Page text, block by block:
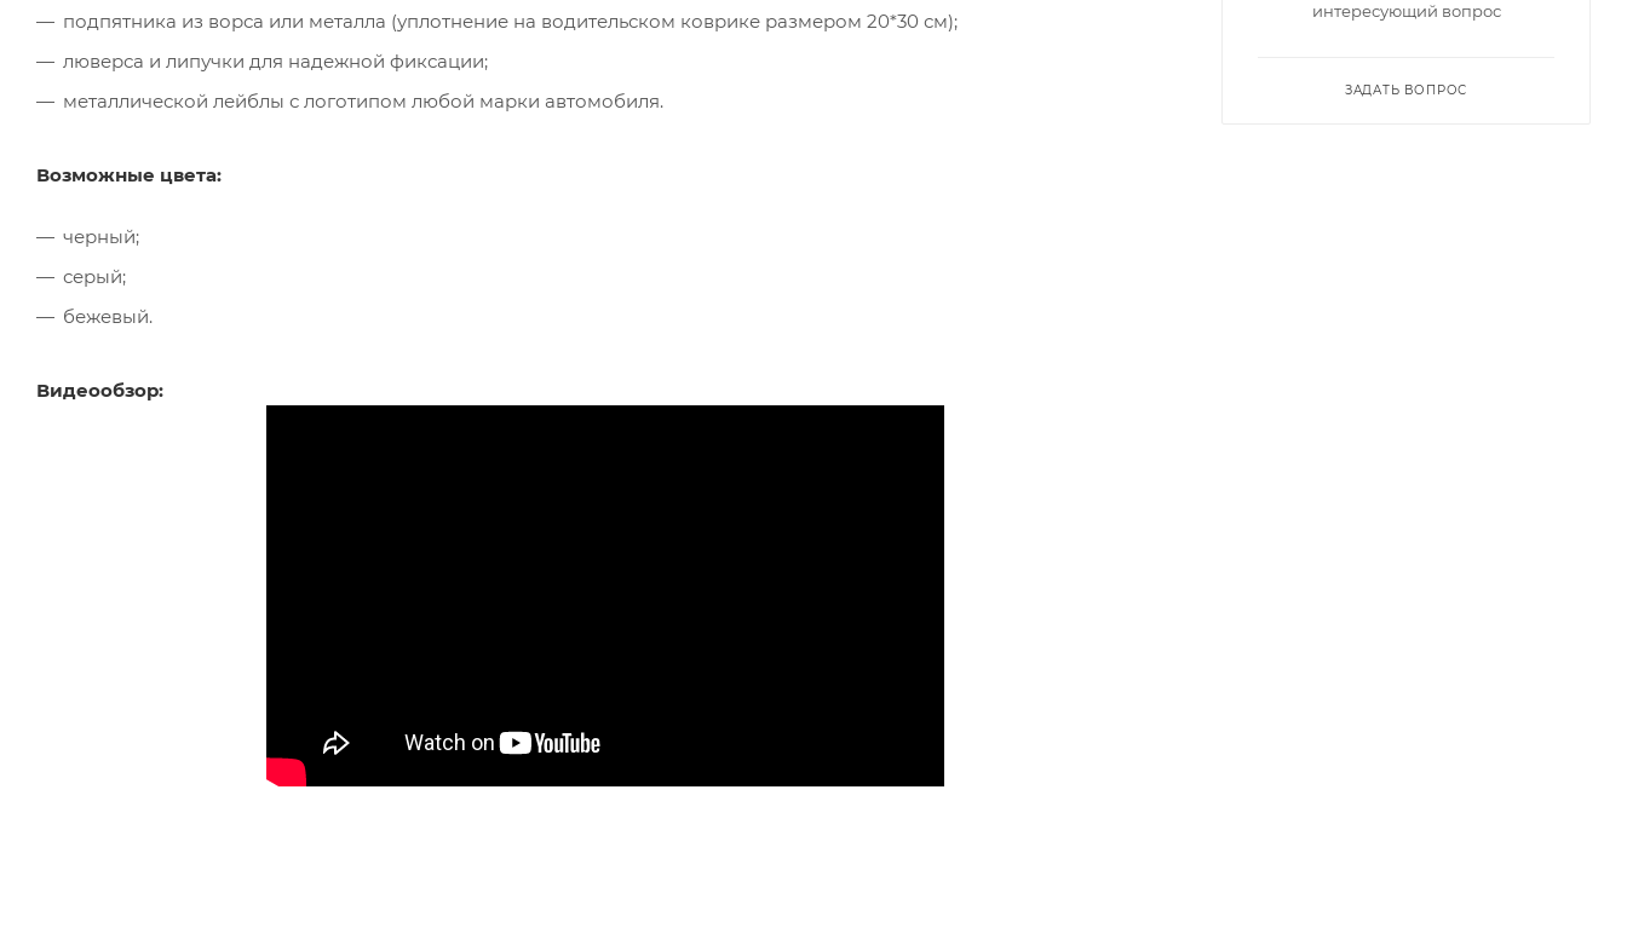
подпятника из ворса или металла (уплотнение на водительском коврике размером 20*30 см);
люверса и липучки для надежной фиксации;
металлической лейблы с логотипом любой марки автомобиля.
Возможные цвета:
черный;
серый;
бежевый.
Видеообзор:
интересующий вопрос
ЗАДАТЬ ВОПРОС